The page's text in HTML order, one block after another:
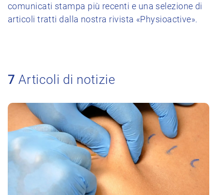
comunicati stampa più recenti e una selezione di
articoli tratti dalla nostra rivista «Physioactive».
7 Articoli di notizie
All’articolo Attenzione nella scelta di un corso di formazione